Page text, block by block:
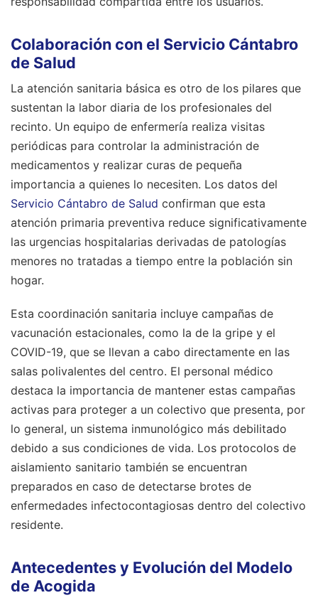
Colaboración con el Servicio Cántabro
de Salud
La atención sanitaria básica es otro de los pilares que
sustentan la labor diaria de los profesionales del
recinto. Un equipo de enfermería realiza visitas
periódicas para controlar la administración de
medicamentos y realizar curas de pequeña
importancia a quienes lo necesiten. Los datos del
Servicio Cántabro de Salud confirman que esta
atención primaria preventiva reduce significativamente
las urgencias hospitalarias derivadas de patologías
menores no tratadas a tiempo entre la población sin
hogar.
Esta coordinación sanitaria incluye campañas de
vacunación estacionales, como la de la gripe y el
COVID-19, que se llevan a cabo directamente en las
salas polivalentes del centro. El personal médico
destaca la importancia de mantener estas campañas
activas para proteger a un colectivo que presenta, por
lo general, un sistema inmunológico más debilitado
debido a sus condiciones de vida. Los protocolos de
aislamiento sanitario también se encuentran
preparados en caso de detectarse brotes de
enfermedades infectocontagiosas dentro del colectivo
residente.
Antecedentes y Evolución del Modelo
de Acogida